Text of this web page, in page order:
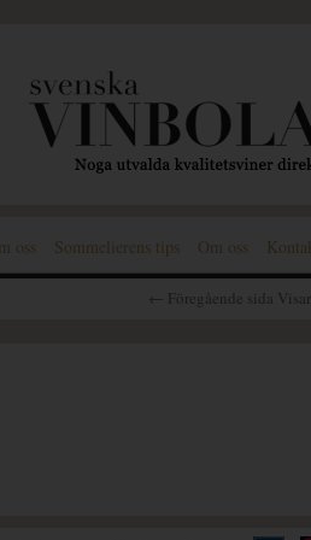
oss Sommelierens tips Om oss
← Föregående sida